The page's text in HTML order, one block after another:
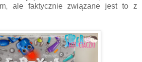
ale faktycznie związane jest to z